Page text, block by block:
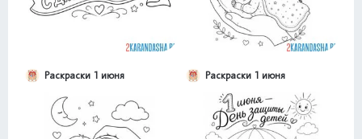
Раскраски 1 июня Раскраски 1 июня